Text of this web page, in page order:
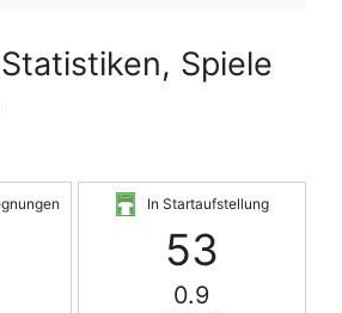
Spiele
In Startaufstellung
53
0.9